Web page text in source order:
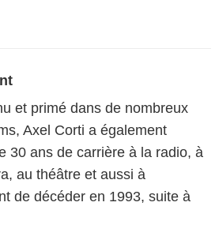
et primé dans de nombreux
Axel Corti a également
30 ans de carrière à la radio, à
au théâtre et aussi à
de décéder en 1993, suite à